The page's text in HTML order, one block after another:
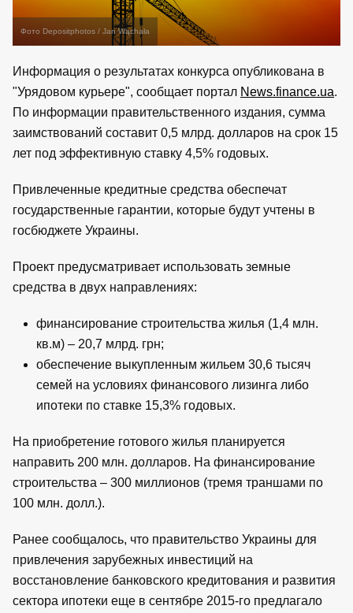
Фото Depositphotos / Jan Wąchała
Информация о результатах конкурса опубликована в
"Урядовом курьере", сообщает портал News.finance.ua.
По информации правительственного издания, сумма
заимствований составит 0,5 млрд. долларов на срок 15
лет под эффективную ставку 4,5% годовых.
Привлеченные кредитные средства обеспечат
государственные гарантии, которые будут учтены в
госбюджете Украины.
Проект предусматривает использовать земные
средства в двух направлениях:
финансирование строительства жилья (1,4 млн.
кв.м) – 20,7 млрд. грн;
обеспечение выкупленным жильем 30,6 тысяч
семей на условиях финансового лизинга либо
ипотеки по ставке 15,3% годовых.
На приобретение готового жилья планируется
направить 200 млн. долларов. На финансирование
строительства – 300 миллионов (тремя траншами по
100 млн. долл.).
Ранее сообщалось, что правительство Украины для
привлечения зарубежных инвестиций на
восстановление банковского кредитования и развития
сектора ипотеки еще в сентябре 2015-го предлагало